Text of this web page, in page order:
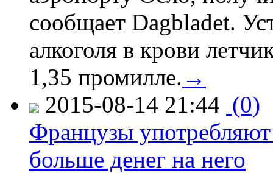
сообщает Dagbladet.
алкоголя в крови
1,35 промилле. →
2015-08-14 21:44 (0)
Французы
больше денег на него